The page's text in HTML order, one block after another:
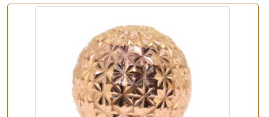
產品查詢
你的名字
公司名稱